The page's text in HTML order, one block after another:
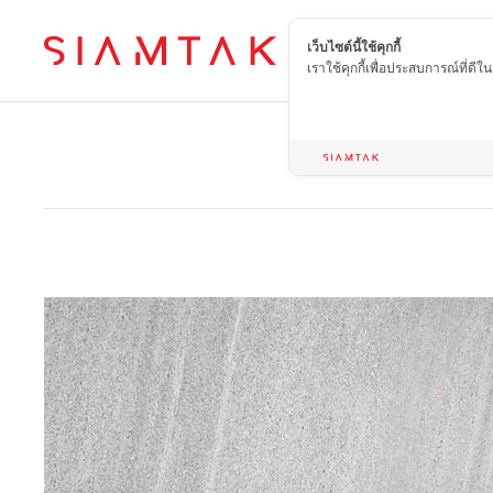
TH
เว็บไซต์นี้ใช้คุกกี้
เราใช้คุกกี้เพื่อประสบการณ์ที่ดีใ